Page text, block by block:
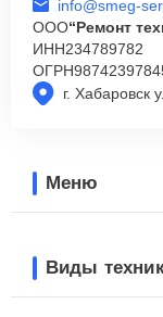
г. Хабаровск
info@smeg-
ООО“Ремонт
ИНН234789782
ОГРН
Меню
Виды